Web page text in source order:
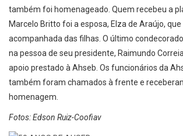
também foi homenageado. Quem recebeu a
Marcelo Britto foi a esposa, Elza de Araújo,
acompanhada das filhas. O último
na pessoa de seu presidente, Raimundo
apoio prestado à Ahseb. Os funcionários da
também foram chamados à frente e
homenagem.
Fotos: Edson Ruiz-Coofiav